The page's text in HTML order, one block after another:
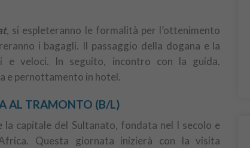
, si espleteranno le formalità per l’ottenimento
i bagagli. Il passaggio della dogana e la
e veloci. In seguito, incontro con la guida.
e pernottamento in hotel.
AL TRAMONTO (B/L)
capitale del Sultanato, fondata nel I secolo e
Questa giornata inizierà con la visita